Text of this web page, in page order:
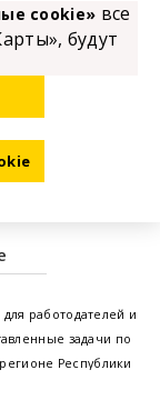
работодателей и
задачи по
Республики
cookie» все
будут